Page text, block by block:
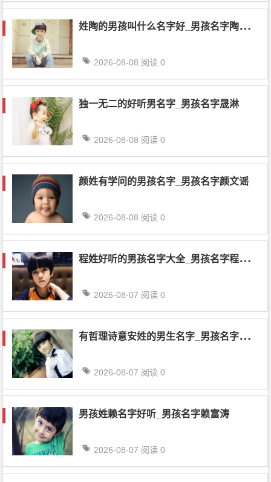
姓
陶的男孩叫什么名字好_男孩名字陶晨陈
2026-08-08 阅读 0
独一无二的好听男名字_男孩名字晟淋
2026-08-08 阅读 0
颜姓有学问的男孩名字_男孩名字颜文谣
2026-08-08 阅读 0
程
姓好听的男孩名字大全_男孩名字程志棽
2026-08-07 阅读 0
有
哲理诗意安姓的男生名字_男孩名字安峥舜
2026-08-07 阅读 0
男孩姓赖名字好听_男孩名字赖富涛
2026-08-07 阅读 0